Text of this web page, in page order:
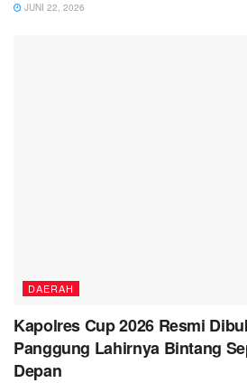
JUNI 22, 2026
DAERAH
Kapolres Cup 2026 Resmi
Panggung Lahirnya Bintang
Depan